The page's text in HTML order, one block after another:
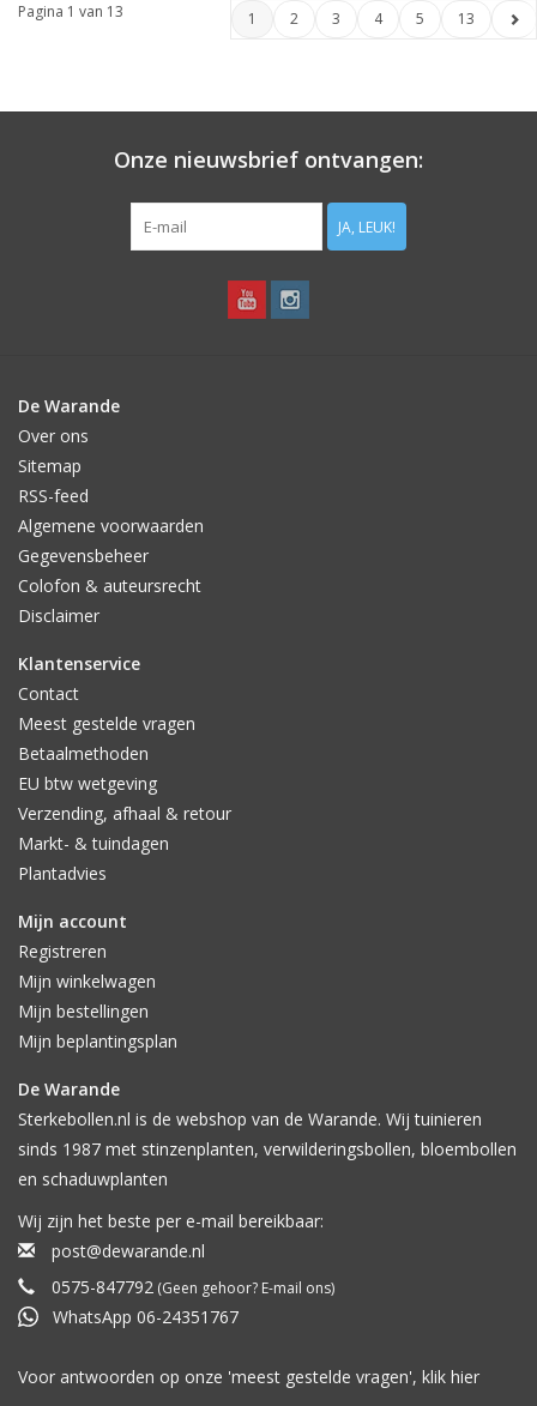
Pagina 1 van 13 1 2 3 4 5 13
Onze nieuwsbrief ontvangen:
JA, LEUK!
De Warande
Over ons
Sitemap
RSS-feed
Algemene voorwaarden
Gegevensbeheer
Colofon & auteursrecht
Disclaimer
Klantenservice
Contact
Meest gestelde vragen
Betaalmethoden
EU btw wetgeving
Verzending, afhaal & retour
Markt- & tuindagen
Plantadvies
Mijn account
Registreren
Mijn winkelwagen
Mijn bestellingen
Mijn beplantingsplan
De Warande
Sterkebollen.nl is de webshop van de Warande. Wij tuinieren
sinds 1987 met stinzenplanten, verwilderingsbollen, bloembollen
en schaduwplanten
Wij zijn het beste per e-mail bereikbaar:
post@dewarande.nl
0575-847792 (Geen gehoor? E-mail ons)
WhatsApp 06-24351767
Voor antwoorden op onze 'meest gestelde vragen', klik hier